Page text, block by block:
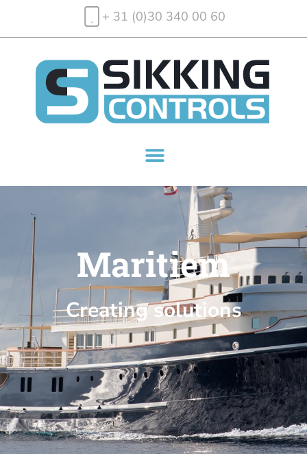
+ 31 (0)30 340 00 60
Maritiem
Creating solutions